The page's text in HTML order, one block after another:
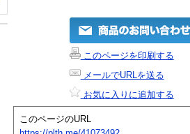
このページを印刷する
メールでURLを送る
お気に入りに追加する
このページのURL